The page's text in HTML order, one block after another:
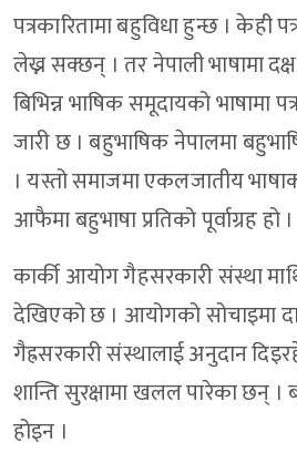
पत्रकारितामा बहुविधा हुन्छ । केही
लेख्न सक्छन् । तर नेपाली भाषामा
बिभिन्न भाषिक समूदायको भाषामा
जारी छ । बहुभाषिक नेपालमा
। यस्तो समाजमा एकलजातीय
आफैमा बहुभाषा प्रतिको पूर्वाग्रह हो ।
कार्की आयोग गैहसरकारी संस्था
देखिएको छ । आयोगको सोचाइमा
गैह्रसरकारी संस्थालाई अनुदान
शान्ति सुरक्षामा खलल पारेका छन् ।
होइन ।